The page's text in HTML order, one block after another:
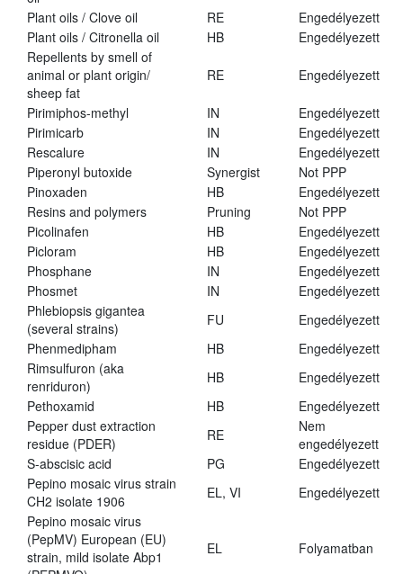
Plant oils / Clove oil RE
Engedélyezett
Plant oils / Citronella oil
HB
Engedélyezett
Repellents by smell of
animal or plant origin/
sheep fat
RE Engedélyezett
Pirimiphos-methyl IN
Engedélyezett
Pirimicarb
IN
Engedélyezett
Rescalure
IN
Engedélyezett
Piperonyl butoxide
Synergist
Not PPP
Pinoxaden
HB
Engedélyezett
Resins and polymers
Pruning
Not PPP
Picolinafen
HB
Engedélyezett
Picloram
HB
Engedélyezett
Phosphane
IN
Engedélyezett
Phosmet
IN
Engedélyezett
Phlebiopsis gigantea
(several strains)
FU
Engedélyezett
Phenmedipham
HB
Engedélyezett
Rimsulfuron (aka
renriduron)
HB
Engedélyezett
Pethoxamid
HB
Engedélyezett
Pepper dust extraction
residue (PDER)
RE
Nem
engedélyezett
S-abscisic acid
PG
Engedélyezett
Pepino mosaic virus strain
CH2 isolate 1906
EL, VI
Engedélyezett
Pepino mosaic virus
(PepMV) European (EU)
strain, mild isolate Abp1
EL Folyamatban